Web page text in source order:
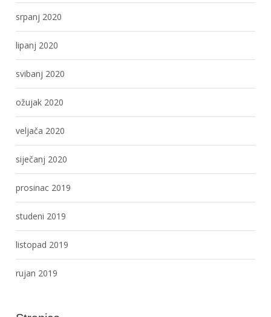
srpanj 2020
lipanj 2020
svibanj 2020
ožujak 2020
veljača 2020
siječanj 2020
prosinac 2019
studeni 2019
listopad 2019
rujan 2019